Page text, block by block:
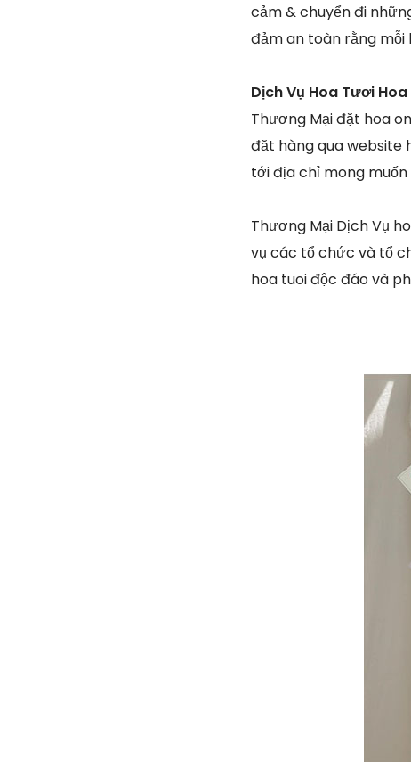
cảm & chuyển đi
đảm an toàn rằng
Dịch Vụ Hoa Tươi
Thương Mại đặt hoa
đặt hàng qua website
tới địa chỉ mong
Thương Mại Dịch Vụ
vụ các tổ chức và tổ
hoa tuoi độc đáo và